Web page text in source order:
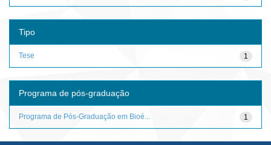
Tipo
1
Tese
Programa de pós-graduação
1
Programa de Pós-Graduação em Bioé...